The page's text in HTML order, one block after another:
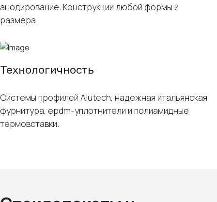
анодирование. Конструкции любой формы и
размера.
Технологичность
Системы профилей Alutech, надежная итальянская
фурнитура, epdm-уплотнители и полиамидные
термовставки.